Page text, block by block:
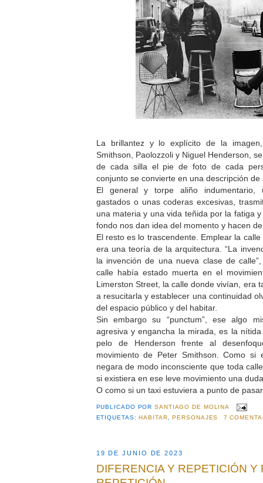
La brillantez y lo explícito de la
Smithson, Paolozzoli y Niguel Henderson,
de cada silla el pie de foto de cada
conjunto se convierte en una descripción
El general y torpe aliño indumentario,
gastados o unas coderas excesivas,
una materia y una vida teñida por la fatiga
fondo nos dan idea del momento y hacen
El resto es lo trascendente. Emplear la
era una teoría de la arquitectura. “La
la invención de una nueva clase de
calle había estado muerta en el
Limerston Street, la calle donde vivían, era
a resucitarla y establecer una continuidad
del espacio público y del habitar.
Sin embargo su “punctum”, ese algo
agresiva y engancha la mirada, es la
pelo de Henderson frente al
movimiento de Peter Smithson. Como si
negara de modo inconsciente que toda
si existiera en ese leve movimiento una
O como si un taxi estuviera a punto de
PUBLICADO PORSANTIAGO DE MOLINA
ETIQUETAS: HABITAR, PERSONAJES 7
19 DE JUNIO DE 2023
DIFERENCIA Y REPETICIÓN Y